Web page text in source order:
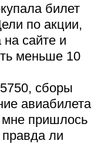
билет
по акции,
сайте и
меньше 10
сборы
авиабилета
мне пришлось
ли